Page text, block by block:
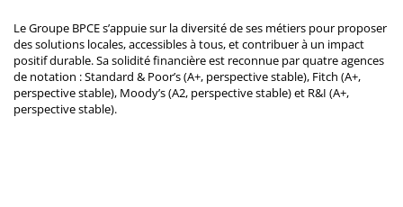
Le Groupe BPCE s’appuie sur la diversité de ses métiers pour proposer
des solutions locales, accessibles à tous, et contribuer à un impact
positif durable. Sa solidité financière est reconnue par quatre agences
de notation : Standard & Poor’s (A+, perspective stable), Fitch (A+,
perspective stable), Moody’s (A2, perspective stable) et R&I (A+,
perspective stable).